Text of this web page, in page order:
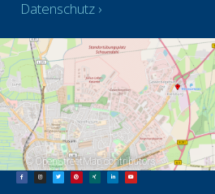
Datenschutz
© OpenStreetMapcontributors